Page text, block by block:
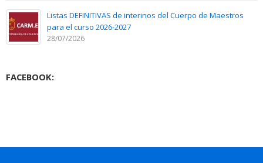
Listas DEFINITIVAS de interinos del Cuerpo de Maestros
para el curso 2026-2027
28/07/2026
FACEBOOK: